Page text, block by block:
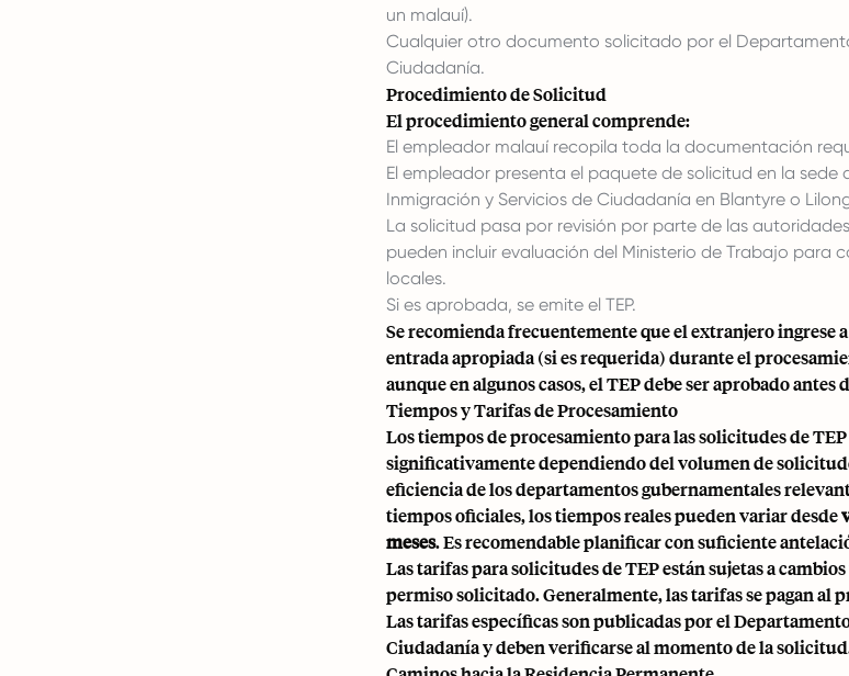
un malauí).
Cualquier otro documento solicitado por el
Ciudadanía.
Procedimiento de Solicitud
El procedimiento general comprende:
El empleador malauí recopila toda la documentación
El empleador presenta el paquete de solicitud en la
Inmigración y Servicios de Ciudadanía en Blantyre o
La solicitud pasa por revisión por parte de las
pueden incluir evaluación del Ministerio de Trabajo para
locales.
Si es aprobada, se emite el TEP.
Se recomienda frecuentemente que el extranjero ingrese
entrada apropiada (si es requerida) durante el
aunque en algunos casos, el TEP debe ser aprobado antes
Tiempos y Tarifas de Procesamiento
Los tiempos de procesamiento para las solicitudes de
significativamente dependiendo del volumen de
eficiencia de los departamentos gubernamentales
tiempos oficiales, los tiempos reales pueden variar desde
meses. Es recomendable planificar con suficiente
Las tarifas para solicitudes de TEP están sujetas a
permiso solicitado. Generalmente, las tarifas se pagan al
Las tarifas específicas son publicadas por el
Ciudadanía y deben verificarse al momento de la